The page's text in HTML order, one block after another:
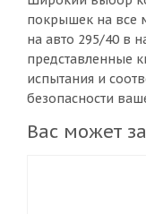
покрышек на все
на авто 295/40 в
представленные
испытания и
безопасности
Вас может